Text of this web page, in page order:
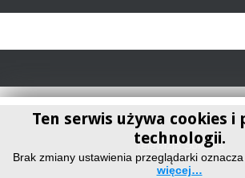
Ten serwis używa cookies i
technologii.
Brak zmiany ustawienia przeglądarki oznacza
więcej…
Telewizja Sokółka